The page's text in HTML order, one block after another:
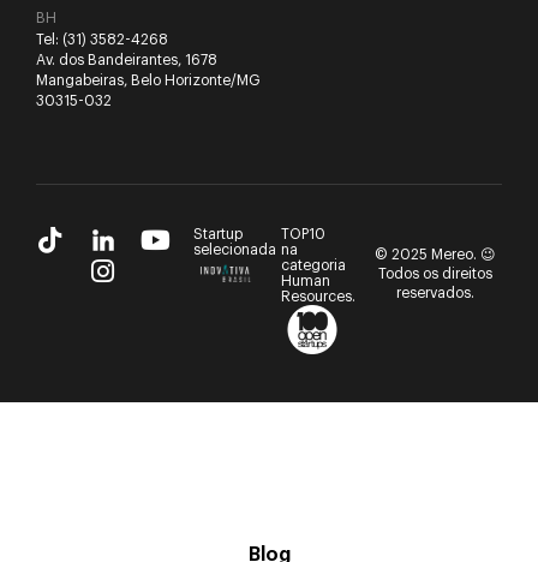
BH
Tel: (31) 3582-4268
Av. dos Bandeirantes, 1678
Mangabeiras, Belo Horizonte/MG
30315-032
TOP10
na
categoria
Human
Resources.
Startup
selecionada
© 2025 Mereo. 😉
Todos os direitos
reservados.
Blog